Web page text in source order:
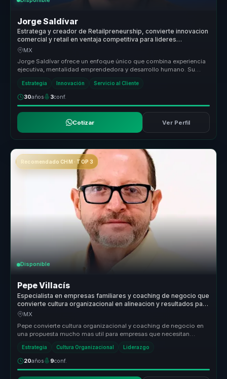
Jorge Saldívar
Estratega y creador de Retailpreneurship, convierte innovacion
comercial y retail en ventaja competitiva para lideres
empresariales.
MX
Jorge Saldívar ofrece un enfoque único que combina experiencia
ejecutiva, mentalidad emprendedora y desarrollo humano. Su
Estrategia Innovación Servicio al Cliente
30años 3conf.
Cotizar Ver Perfil
Recomendado CHM · TOP 3
Disponible
Pepe Villacís
Especialista en empresas familiares y coaching de negocio que
convierte cultura organizacional en alineacion y resultados para
empresas y equipos.
MX
Pepe convierte cultura organizacional y coaching de negocio en
una propuesta mucho mas util para empresas que necesitan
Estrategia Cultura Organizacional Liderazgo
20años 9conf.